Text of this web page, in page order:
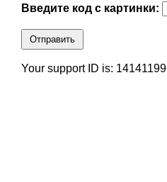
Введите код с картинки:
Отправить
Your support ID is: